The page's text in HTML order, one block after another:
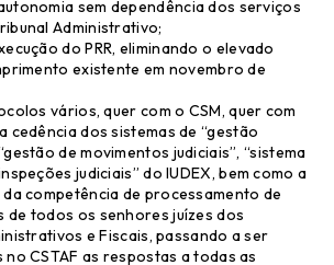
sem dependência dos serviços
Administrativo;
do PRR, eliminando o elevado
existente em novembro de
vários, quer com o CSM, quer com
cedência dos sistemas de “gestão
de movimentos judiciais”, “sistema
judiciais” do IUDEX, bem como a
competência de processamento de
de todos os senhores juízes dos
e Fiscais, passando a ser
CSTAF as respostas a todas as